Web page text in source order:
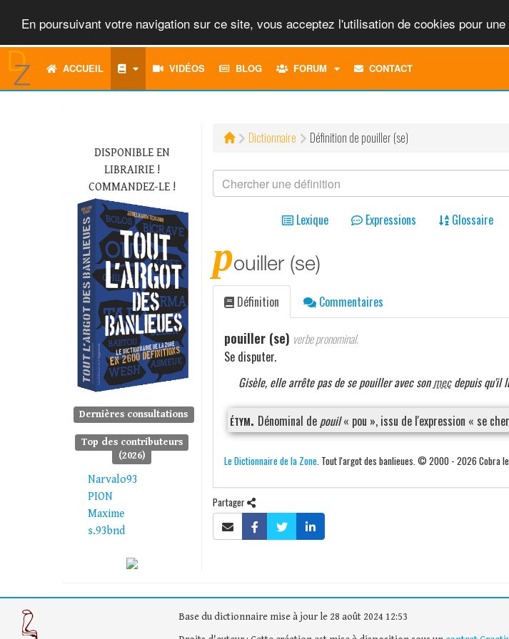
En poursuivant votre navigation sur ce site, vous acceptez l'utilisation de cookies pour
ACCUEIL VIDÉOS BLOG FORUM
TOGGLECONTACT
DISPONIBLE EN
LIBRAIRIE !
COMMANDEZ-LE !
Dernières consultations
Top des contributeurs
(2026)
Narvalo93
PION
Maxime
s.93bnd
Dictionnaire Définition de pouiller (se)
Lexique Expressions Glossaire
pouiller (se)
Définition Commentaires
pouiller (se) verbe pronominal.
Se disputer.
Gisèle, elle arrête pas de se pouiller avec sonmecdepuis qu'il
étym. Dénominal de pouil« pou », issu de l'expression « se
Le Dictionnaire de la Zone. Tout l'argot des banlieues. © 2000 - 2026 Cobra le
Partager
Base du dictionnaire mise à jour le 28 août 2024 12:53